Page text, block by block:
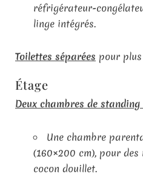
réfrigérateur-
linge intégrés.
Toilettes séparées pour
Étage
Deux chambres de standing
Une chambre
(160×200 cm), pour
cocon douillet.